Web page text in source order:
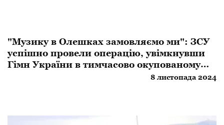
​"Музику в Олешках замовляємо ми": ЗСУ
успішно провели операцію, увімкнувши
Гімн України в тимчасово окупованому
8 листопада 2024